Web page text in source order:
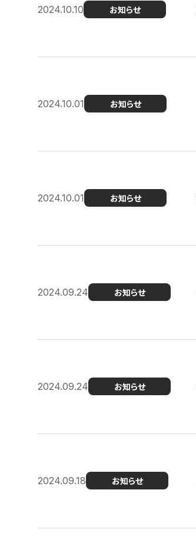
2024.10.10 お知らせ
2024.10.01 お知らせ
2024.10.01 お知らせ
2024.09.24 お知らせ
2024.09.24 お知らせ
2024.09.18 お知らせ